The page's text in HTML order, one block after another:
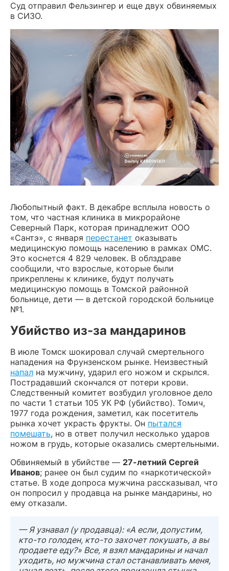
Суд отправил Фельзингер и еще двух обвиняемых
в СИЗО.
Любопытный факт. В декабре всплыла новость о
том, что частная клиника в микрорайоне
Северный Парк, которая принадлежит ООО
«Сантэ», с января перестанет оказывать
медицинскую помощь населению в рамках ОМС.
Это коснется 4 829 человек. В облздраве
сообщили, что взрослые, которые были
прикреплены к клинике, будут получать
медицинскую помощь в Томской районной
больнице, дети — в детской городской больнице
№1.
Убийство из-за мандаринов
В июле Томск шокировал случай смертельного
нападения на Фрунзенском рынке. Неизвестный
напал на мужчину, ударил его ножом и скрылся.
Пострадавший скончался от потери крови.
Следственный комитет возбудил уголовное дело
по части 1 статьи 105 УК РФ (убийство). Томич,
1977 года рождения, заметил, как посетитель
рынка хочет украсть фрукты. Он пытался
помешать, но в ответ получил несколько ударов
ножом в грудь, которые оказались смертельными.
Обвиняемый в убийстве — 27-летний Сергей
Иванов; ранее он был судим по «наркотической»
статье. В ходе допроса мужчина рассказывал, что
он попросил у продавца на рынке мандарины, но
ему отказали.
— Я узнавал (у продавца): «А если, допустим,
кто-то голоден, кто-то захочет покушать, а вы
продаете еду?» Все, я взял мандарины и начал
уходить, но мужчина стал останавливать меня,